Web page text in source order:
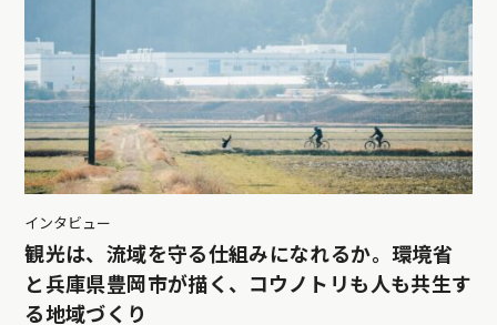
インタビュー
観光は、流域を守る仕組みになれるか。環境省
と兵庫県豊岡市が描く、コウノトリも人も共生す
る地域づくり